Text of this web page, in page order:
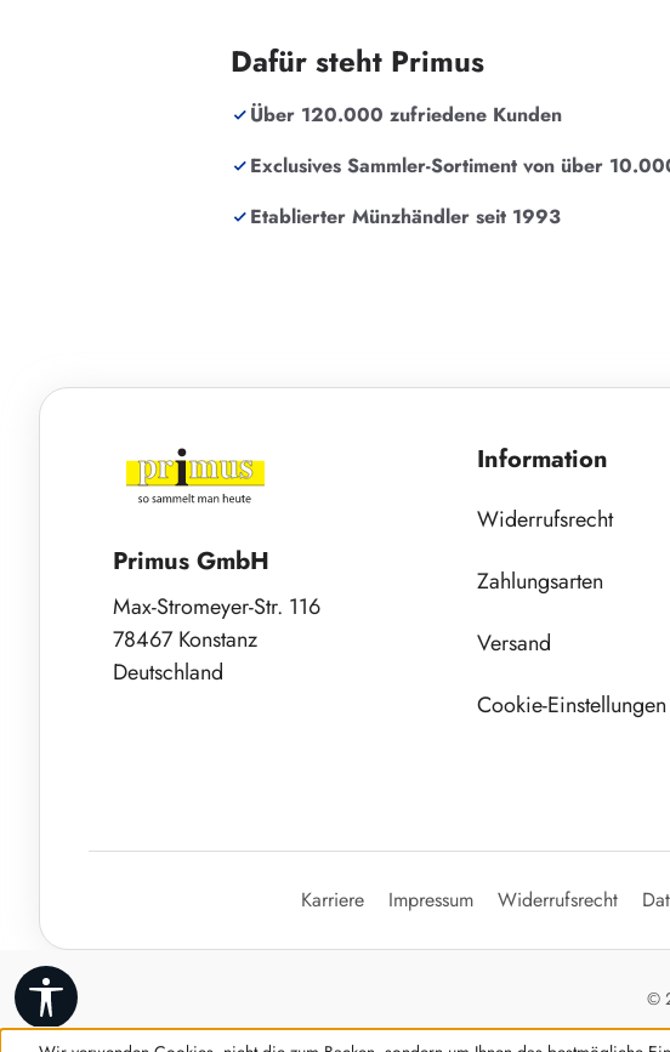
Dafür steht Primus
Über 120.000 zufriedene Kunden
Exclusives Sammler-Sortiment von über
Etablierter Münzhändler seit 1993
Primus GmbH
Max-Stromeyer-Str. 116
78467 Konstanz
Deutschland
Information
Widerrufsrecht
Zahlungsarten
Versand
Cookie-
Karriere Impressum Widerrufsrecht
©
Werkzeugleiste anzeigen